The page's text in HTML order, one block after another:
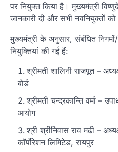
पर नियुक्त किया है। मुख्यमंत्री
जानकारी दी और सभी नवनियुक्तों
मुख्यमंत्री के अनुसार, संबंधित
नियुक्तियां की गई हैं:
श्रीमती शालिनी राजपूत –
बोर्ड
श्रीमती चन्द्रकान्ति वर्मा –
आयोग
श्री श्रीनिवास राव मढी –
कॉर्पोरेशन लिमिटेड, रायपुर